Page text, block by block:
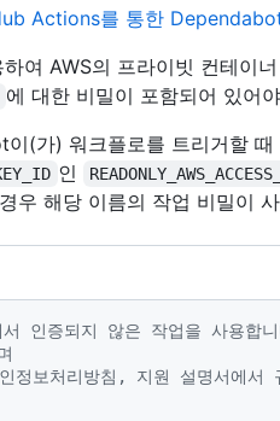
Actions를 통한
여 AWS의 프라이빗 컨테이
에 대한 비밀이 포함되어 있어
(가) 워크플로를 트리거할
인
우 해당 이름의 작업 비밀이
인증되지 않은 작업을 사용합
정보처리방침, 지원 설명서에서